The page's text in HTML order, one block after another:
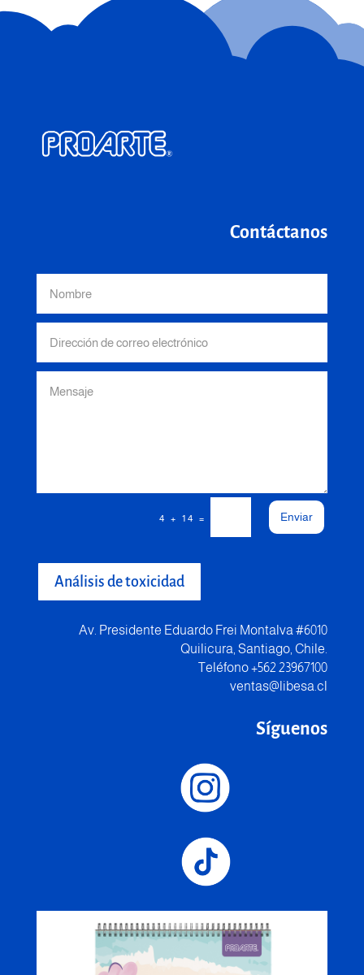
Contáctanos
4 + 14 = Enviar
Análisis de toxicidad
Av. Presidente Eduardo Frei Montalva #6010
Quilicura, Santiago, Chile.
Teléfono +562 23967100
ventas@libesa.cl
Síguenos